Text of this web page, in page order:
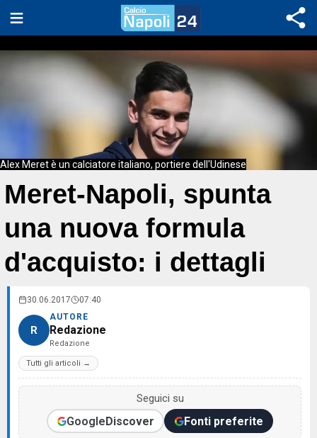
Alex Meret è un calciatore italiano, portiere dell'Udinese
Meret-Napoli, spunta
una nuova formula
d'acquisto: i dettagli
30.06.2017 07:40
R
AUTORE
Redazione
Redazione
Tutti gli articoli →
Seguici su
GoogleDiscover Fonti preferite